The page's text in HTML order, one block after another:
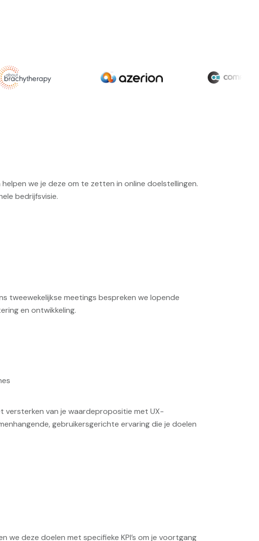
we je deze om te zetten in online doelstellingen.
bedrijfsvisie.
tweewekelijkse meetings bespreken we lopende
en ontwikkeling.
versterken van je waardepropositie met UX-
gebruikersgerichte ervaring die je doelen
deze doelen met specifieke KPI’s om je voortgang